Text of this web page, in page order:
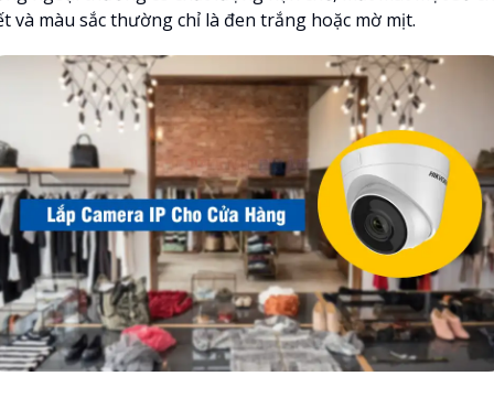
và màu sắc thường chỉ là đen trắng hoặc mờ mịt.